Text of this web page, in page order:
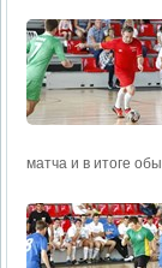
матча и в итоге